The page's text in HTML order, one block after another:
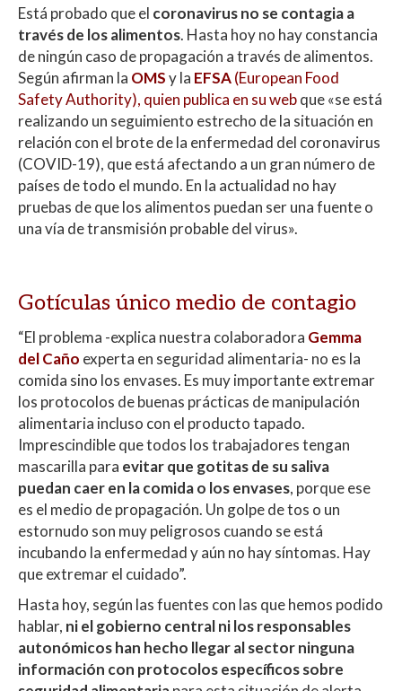
Está probado que el coronavirus no se contagia a
través de los alimentos. Hasta hoy no hay constancia
de ningún caso de propagación a través de alimentos.
Según afirman la OMSy la EFSA(European Food
Safety Authority), quien publica en su webque «se está
realizando un seguimiento estrecho de la situación en
relación con el brote de la enfermedad del coronavirus
(COVID-19), que está afectando a un gran número de
países de todo el mundo. En la actualidad no hay
pruebas de que los alimentos puedan ser una fuente o
una vía de transmisión probable del virus».
Gotículas único medio de contagio
“El problema -explica nuestra colaboradora Gemma
del Caño experta en seguridad alimentaria- no es la
comida sino los envases. Es muy importante extremar
los protocolos de buenas prácticas de manipulación
alimentaria incluso con el producto tapado.
Imprescindible que todos los trabajadores tengan
mascarilla para evitar que gotitas de su saliva
puedan caer en la comida o los envases, porque ese
es el medio de propagación. Un golpe de tos o un
estornudo son muy peligrosos cuando se está
incubando la enfermedad y aún no hay síntomas. Hay
que extremar el cuidado”.
Hasta hoy, según las fuentes con las que hemos podido
hablar, ni el gobierno central ni los responsables
autonómicos han hecho llegar al sector ninguna
información con protocolos específicos sobre